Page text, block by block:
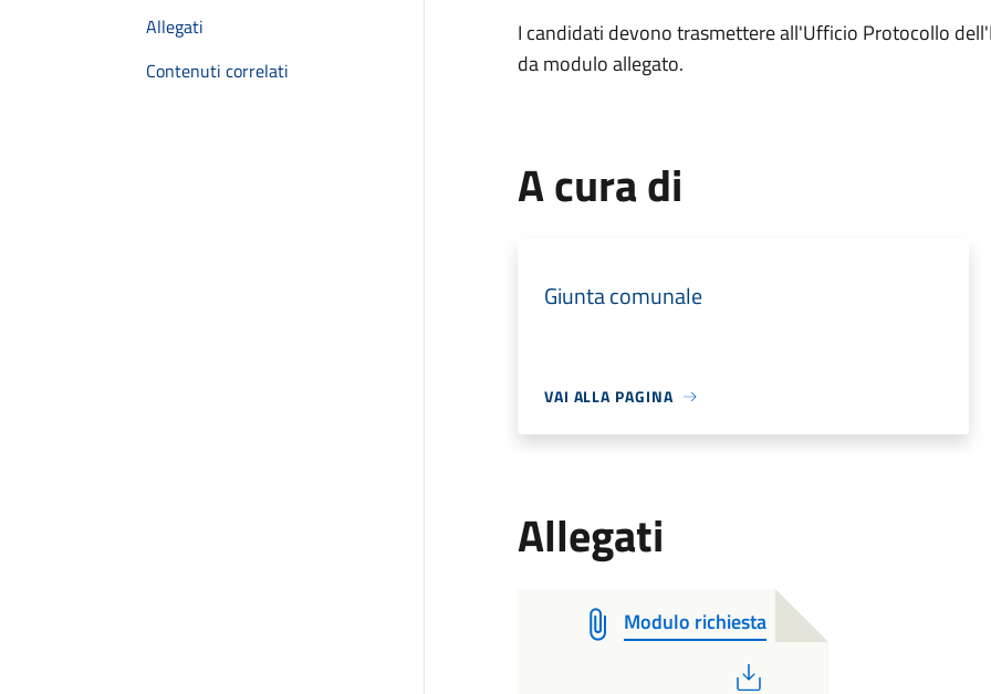
Allegati
Contenuti correlati
I candidati devono trasmettere all'Ufficio Protocollo
da modulo allegato.
A cura di
Giunta comunale
VAI ALLA PAGINA
Allegati
Modulo richiesta